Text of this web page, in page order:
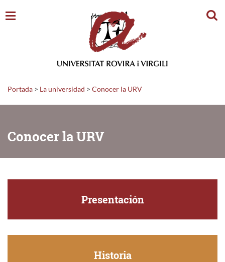
Portada > La universidad > Conocer la URV
Conocer la URV
Presentación
Historia